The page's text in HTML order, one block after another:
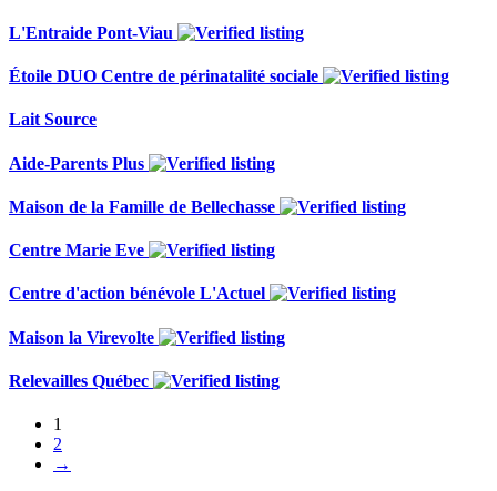
L'Entraide Pont-Viau
Étoile DUO Centre de périnatalité sociale
Lait Source
Aide-Parents Plus
Maison de la Famille de Bellechasse
Centre Marie Eve
Centre d'action bénévole L'Actuel
Maison la Virevolte
Relevailles Québec
1
2
→